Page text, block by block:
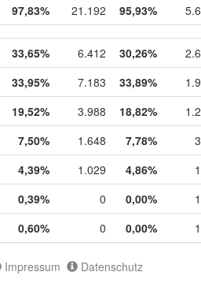
97,83% 21.192 95,93%
33,65% 6.412 30,26%
33,95% 7.183 33,89%
19,52% 3.988 18,82%
7,50% 1.648 7,78%
4,39% 1.029 4,86%
0,39% 0 0,00%
0,60% 0 0,00%
Impressum Datenschutz